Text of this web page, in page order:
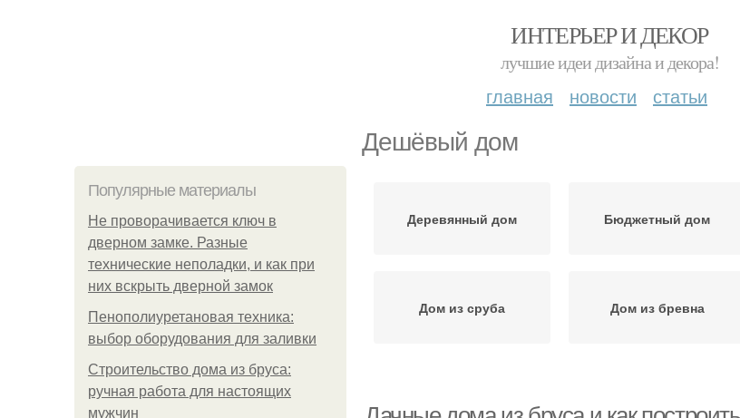
ИНТЕРЬЕР И ДЕКОР
лучшие идеи дизайна и декора!
главная новости статьи
Дешёвый дом
Популярные материалы
Не проворачивается ключ в
дверном замке. Разные
технические неполадки, и как при
них вскрыть дверной замок
Пенополиуретановая техника:
выбор оборудования для заливки
Строительство дома из бруса:
ручная работа для настоящих
мужчин
Деревянный дом Бюджетный дом
Дом из сруба Дом из бревна